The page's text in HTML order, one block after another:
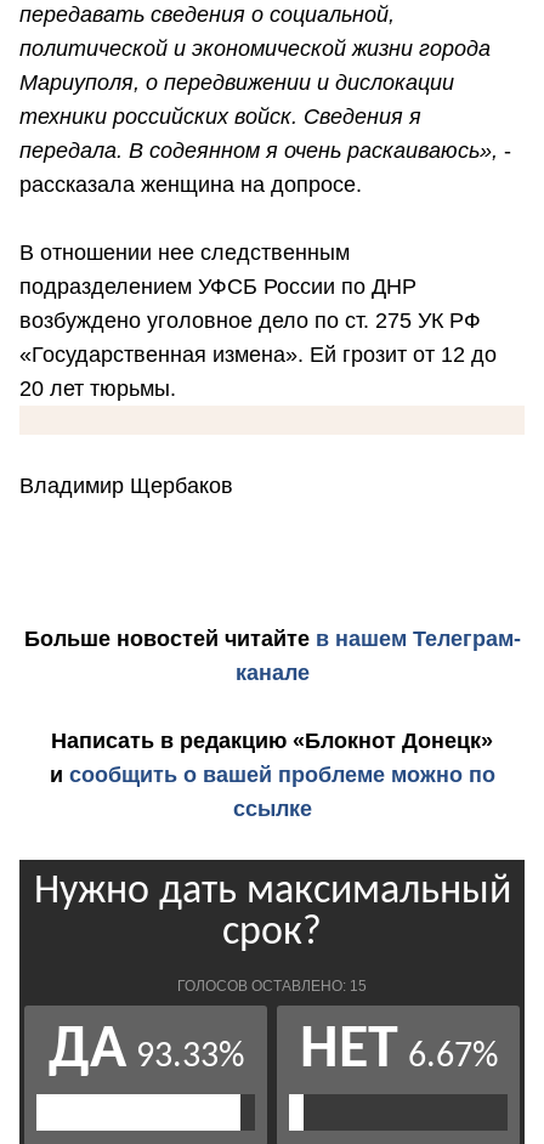
передавать сведения о социальной,
политической и экономической жизни города
Мариуполя, о передвижении и дислокации
техники российских войск. Сведения я
передала. В содеянном я очень раскаиваюсь», -
рассказала женщина на допросе.
В отношении нее следственным
подразделением УФСБ России по ДНР
возбуждено уголовное дело по ст. 275 УК РФ
«Государственная измена». Ей грозит от 12 до
20 лет тюрьмы.
Владимир Щербаков
Больше новостей читайте в нашем Телеграм-
канале
Написать в редакцию «Блокнот Донецк»
и сообщить о вашей проблеме можно по
ссылке